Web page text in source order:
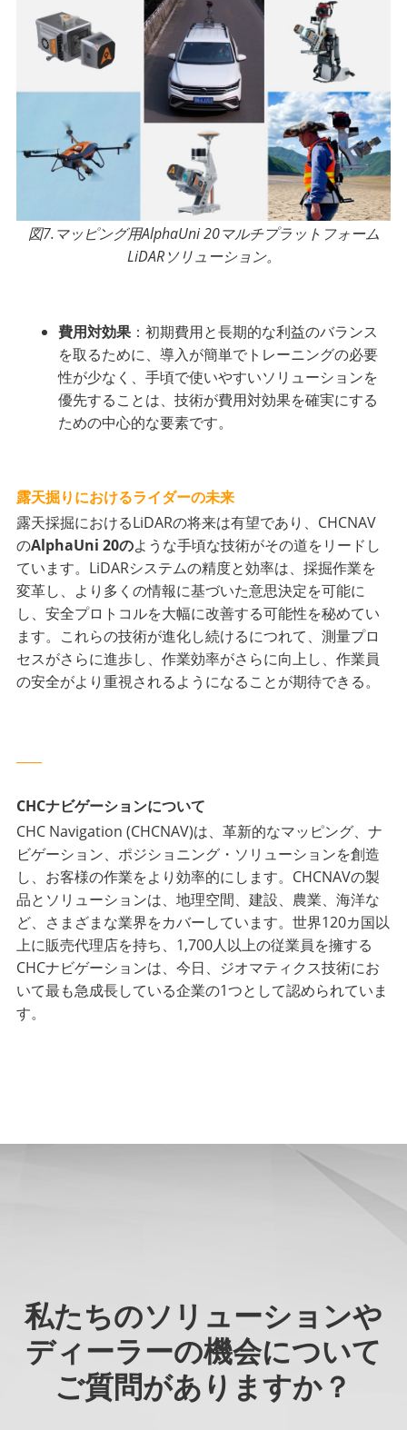
図7.マッピング用AlphaUni 20マルチプラットフォーム
LiDARソリューション。
費用対効果 ：初期費用と長期的な利益のバランス
を取るために、導入が簡単でトレーニングの必要
性が少なく、手頃で使いやすいソリューションを
優先することは、技術が費用対効果を確実にする
ための中心的な要素です。
露天掘りにおけるライダーの未来
露天採掘におけるLiDARの将来は有望であり、CHCNAV
のAlphaUni 20のような手頃な技術がその道をリードし
ています。LiDARシステムの精度と効率は、採掘作業を
変革し、より多くの情報に基づいた意思決定を可能に
し、安全プロトコルを大幅に改善する可能性を秘めてい
ます。これらの技術が進化し続けるにつれて、測量プロ
セスがさらに進歩し、作業効率がさらに向上し、作業員
の安全がより重視されるようになることが期待できる。
CHCナビゲーションについて
CHC Navigation (CHCNAV)は、革新的なマッピング、ナ
ビゲーション、ポジショニング・ソリューションを創造
し、お客様の作業をより効率的にします。CHCNAVの製
品とソリューションは、地理空間、建設、農業、海洋な
ど、さまざまな業界をカバーしています。世界120カ国以
上に販売代理店を持ち、1,700人以上の従業員を擁する
CHCナビゲーションは、今日、ジオマティクス技術にお
いて最も急成長している企業の1つとして認められていま
す。
私たちのソリューションや
ディーラーの機会について
ご質問がありますか？